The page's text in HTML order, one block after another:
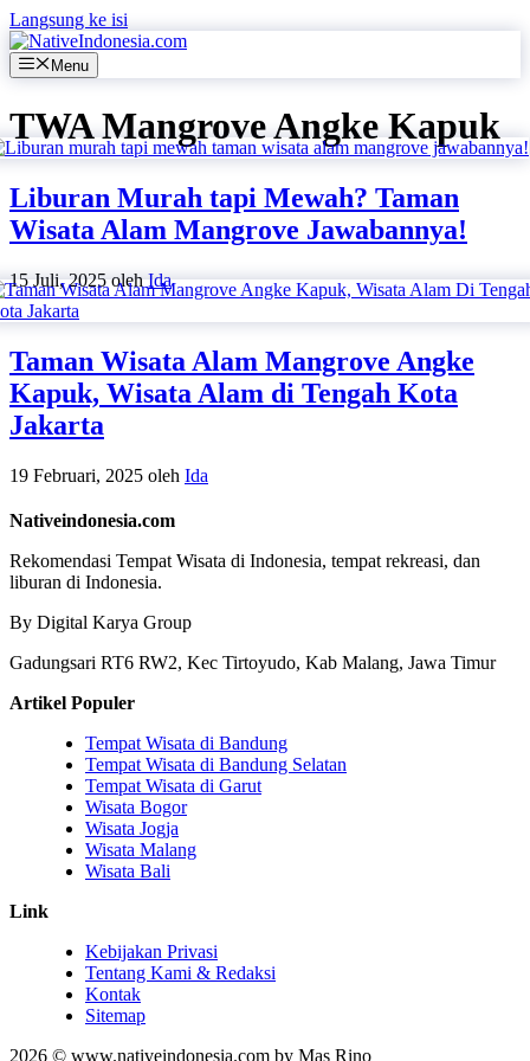
Langsung ke isi
Menu
TWA Mangrove Angke Kapuk
Liburan Murah tapi Mewah? Taman
Wisata Alam Mangrove Jawabannya!
15 Juli, 2025 olehIda
Taman Wisata Alam Mangrove Angke
Kapuk, Wisata Alam di Tengah Kota
Jakarta
19 Februari, 2025 oleh Ida
Nativeindonesia.com
Rekomendasi Tempat Wisata di Indonesia, tempat rekreasi, dan
liburan di Indonesia.
By Digital Karya Group
Gadungsari RT6 RW2, Kec Tirtoyudo, Kab Malang, Jawa Timur
Artikel Populer
Tempat Wisata di Bandung
Tempat Wisata di Bandung Selatan
Tempat Wisata di Garut
Wisata Bogor
Wisata Jogja
Wisata Malang
Wisata Bali
Link
Kebijakan Privasi
Tentang Kami & Redaksi
Kontak
Sitemap
2026 © www.nativeindonesia.com by Mas Rino